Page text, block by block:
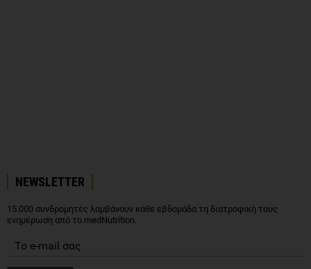
NEWSLETTER
15.000 συνδρομητές λαμβάνουν κάθε εβδομάδα τη διατροφική τους
ενημέρωση από το medNutrition.